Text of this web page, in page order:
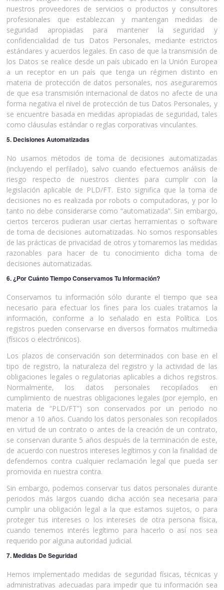
nuestros proveedores de servicios o productos y consultores
profesionales que establezcan y mantengan medidas de
seguridad apropiadas para mantener la seguridad y
confidencialidad de tus Datos Personales, mediante estrictos
estándares y acuerdos legales. En caso de que la transmisión de
los Datos se realice desde un país ubicado en la Unión Europea
a un receptor en un país que tenga un régimen distinto en
materia de protección de datos personales, nos aseguraremos
de que esa transmisión internacional de datos no afecte de una
forma negativa el nivel de protección de tus Datos Personales, y
se encuentre basada en medidas apropiadas de seguridad, tales
como cláusulas estándar o reglas corporativas vinculantes.
5. Decisiones Automatizadas
No usamos métodos de toma de decisiones automatizadas
(incluyendo el perfilado), salvo cuando efectuemos análisis de
riesgo respecto de nuestros clientes para cumplir con la
legislación aplicable de PLD/FT. Esto significa que la toma de
decisiones no es realizada por robots o computadoras, y por lo
tanto no debe considerarse como “automatizada”. Sin embargo,
ciertos terceros pudieran usar ciertas herramientas o software
de toma de decisiones automatizadas. No somos responsables
de las prácticas de privacidad de otros y tomaremos las medidas
razonables para hacer de tu conocimiento dicha toma de
decisiones automatizadas.
6. ¿Por Cuánto Tiempo Conservamos Tu Información?
Conservamos tu información sólo durante el tiempo que sea
necesario para efectuar los fines para los cuales tratamos la
información, conforme a lo señalado en esta Política. Los
registros pueden conservarse en diversos formatos multimedia
(físicos o electrónicos).
Los plazos de conservación son determinados con base en el
tipo de registro, la naturaleza del registro y la actividad de las
obligaciones legales o regulatorias aplicables a dichos registros.
Normalmente, los datos personales recopilados en
cumplimiento de nuestras obligaciones legales (por ejemplo, en
materia de “PLD/FT”) son conservados por un periodo no
menor a 10 años. Cuando los datos personales son recopilados
en virtud de un contrato o antes de la creación de un contrato,
se conservan durante 5 años después de la terminación de este,
de acuerdo con nuestros intereses legítimos y con la finalidad de
defendernos contra cualquier reclamación legal que pueda ser
promovida en nuestra contra.
Sin embargo, podemos conservar tus datos personales durante
periodos más largos cuando dicha acción sea necesaria para
cumplir una obligación legal a la que estamos sujetos, o para
proteger tus intereses o los intereses de otra persona física,
cuando tenemos interés legítimo para hacerlo o así nos sea
requerido por alguna autoridad judicial.
7. Medidas De Seguridad
Hemos implementado medidas de seguridad físicas, técnicas y
administrativas adecuadas para impedir que tu información sea